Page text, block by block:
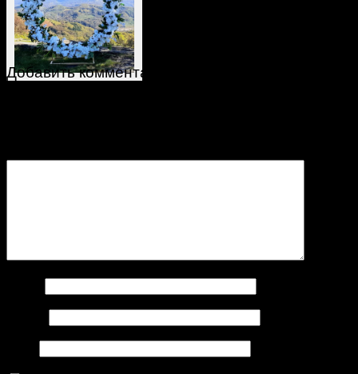
Добавить комментарий